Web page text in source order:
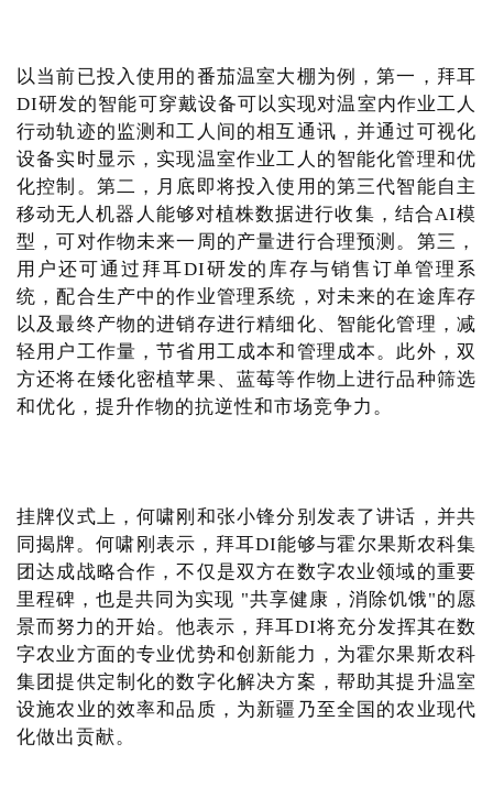
以当前已投入使用的番茄温室大棚为例，第一，拜耳
DI研发的智能可穿戴设备可以实现对温室内作业工人
行动轨迹的监测和工人间的相互通讯，并通过可视化
设备实时显示，实现温室作业工人的智能化管理和优
化控制。第二，月底即将投入使用的第三代智能自主
移动无人机器人能够对植株数据进行收集，结合AI模
型，可对作物未来一周的产量进行合理预测。第三，
用户还可通过拜耳DI研发的库存与销售订单管理系
统，配合生产中的作业管理系统，对未来的在途库存
以及最终产物的进销存进行精细化、智能化管理，减
轻用户工作量，节省用工成本和管理成本。此外，双
方还将在矮化密植苹果、蓝莓等作物上进行品种筛选
和优化，提升作物的抗逆性和市场竞争力。
挂牌仪式上，何啸刚和张小锋分别发表了讲话，并共
同揭牌。何啸刚表示，拜耳DI能够与霍尔果斯农科集
团达成战略合作，不仅是双方在数字农业领域的重要
里程碑，也是共同为实现 "共享健康，消除饥饿"的愿
景而努力的开始。他表示，拜耳DI将充分发挥其在数
字农业方面的专业优势和创新能力，为霍尔果斯农科
集团提供定制化的数字化解决方案，帮助其提升温室
设施农业的效率和品质，为新疆乃至全国的农业现代
化做出贡献。